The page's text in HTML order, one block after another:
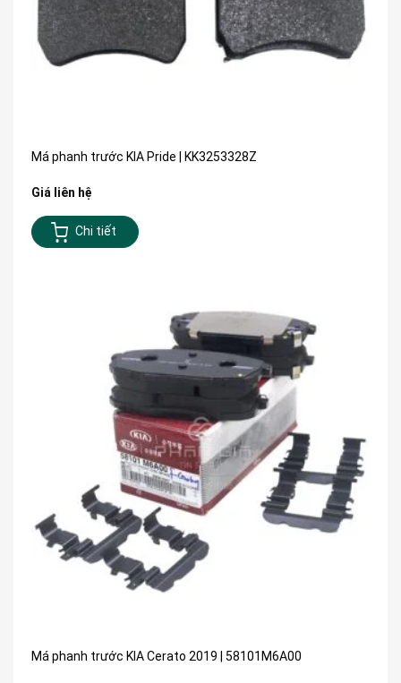
Má phanh trước KIA Pride | KK3253328Z
Giá liên hệ
Chi tiết
Má phanh trước KIA Cerato 2019 | 58101M6A00